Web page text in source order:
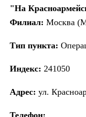
"На
Филиал: Москва
Тип пункта:
Индекс: 241050
Адрес: ул.